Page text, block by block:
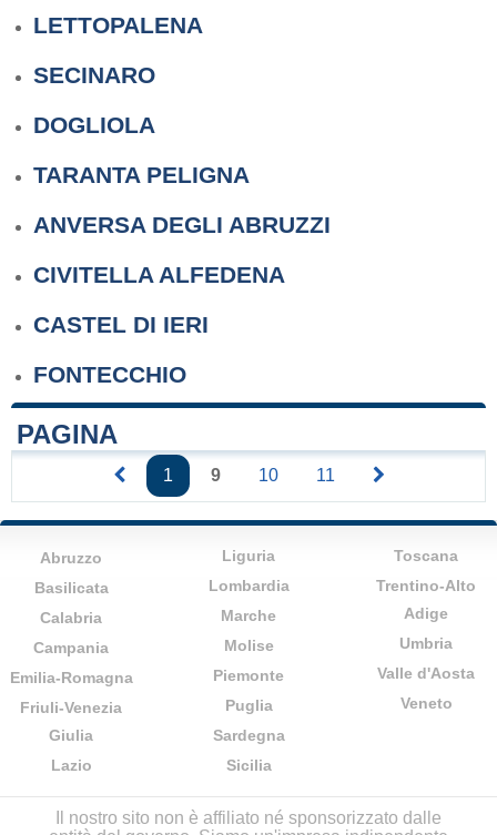
LETTOPALENA
SECINARO
DOGLIOLA
TARANTA PELIGNA
ANVERSA DEGLI ABRUZZI
CIVITELLA ALFEDENA
CASTEL DI IERI
FONTECCHIO
PAGINA
1 9 10 11
Abruzzo
Basilicata
Calabria
Campania
Emilia-Romagna
Friuli-Venezia
Giulia
Lazio
Liguria
Lombardia
Marche
Molise
Piemonte
Puglia
Sardegna
Sicilia
Toscana
Trentino-Alto
Adige
Umbria
Valle d'Aosta
Veneto
Il nostro sito non è affiliato né sponsorizzato dalle